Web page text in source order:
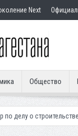
Next
Общество
гостиницы у